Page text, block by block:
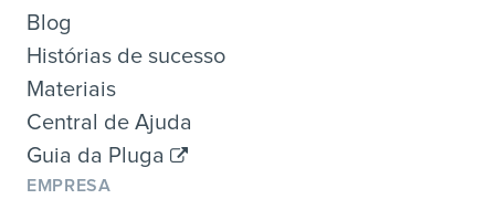
Blog
Histórias de sucesso
Materiais
Central de Ajuda
Guia da Pluga
EMPRESA